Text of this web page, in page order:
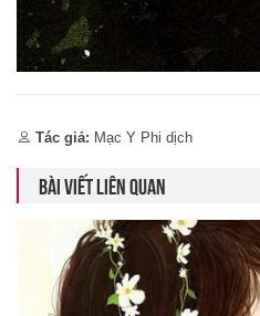
Tác giả: Mạc Y Phi dịch
BÀI VIẾT LIÊN QUAN